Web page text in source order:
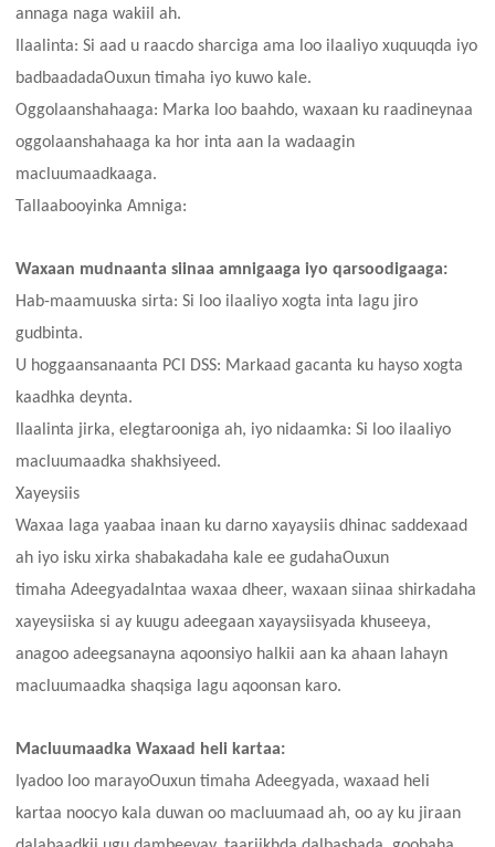
annaga naga wakiil ah.
Ilaalinta: Si aad u raacdo sharciga ama loo ilaaliyo xuquuqda iyo
badbaadadaOuxun timaha iyo kuwo kale.
Oggolaanshahaaga: Marka loo baahdo, waxaan ku raadineynaa
oggolaanshahaaga ka hor inta aan la wadaagin
macluumaadkaaga.
Tallaabooyinka Amniga:
Waxaan mudnaanta siinaa amnigaaga iyo qarsoodigaaga:
Hab-maamuuska sirta: Si loo ilaaliyo xogta inta lagu jiro
gudbinta.
U hoggaansanaanta PCI DSS: Markaad gacanta ku hayso xogta
kaadhka deynta.
Ilaalinta jirka, elegtarooniga ah, iyo nidaamka: Si loo ilaaliyo
macluumaadka shakhsiyeed.
Xayeysiis
Waxaa laga yaabaa inaan ku darno xayaysiis dhinac saddexaad
ah iyo isku xirka shabakadaha kale ee gudahaOuxun
timaha AdeegyadaIntaa waxaa dheer, waxaan siinaa shirkadaha
xayeysiiska si ay kuugu adeegaan xayaysiisyada khuseeya,
anagoo adeegsanayna aqoonsiyo halkii aan ka ahaan lahayn
macluumaadka shaqsiga lagu aqoonsan karo.
Macluumaadka Waxaad heli kartaa:
Iyadoo loo marayoOuxun timaha Adeegyada, waxaad heli
kartaa noocyo kala duwan oo macluumaad ah, oo ay ku jiraan